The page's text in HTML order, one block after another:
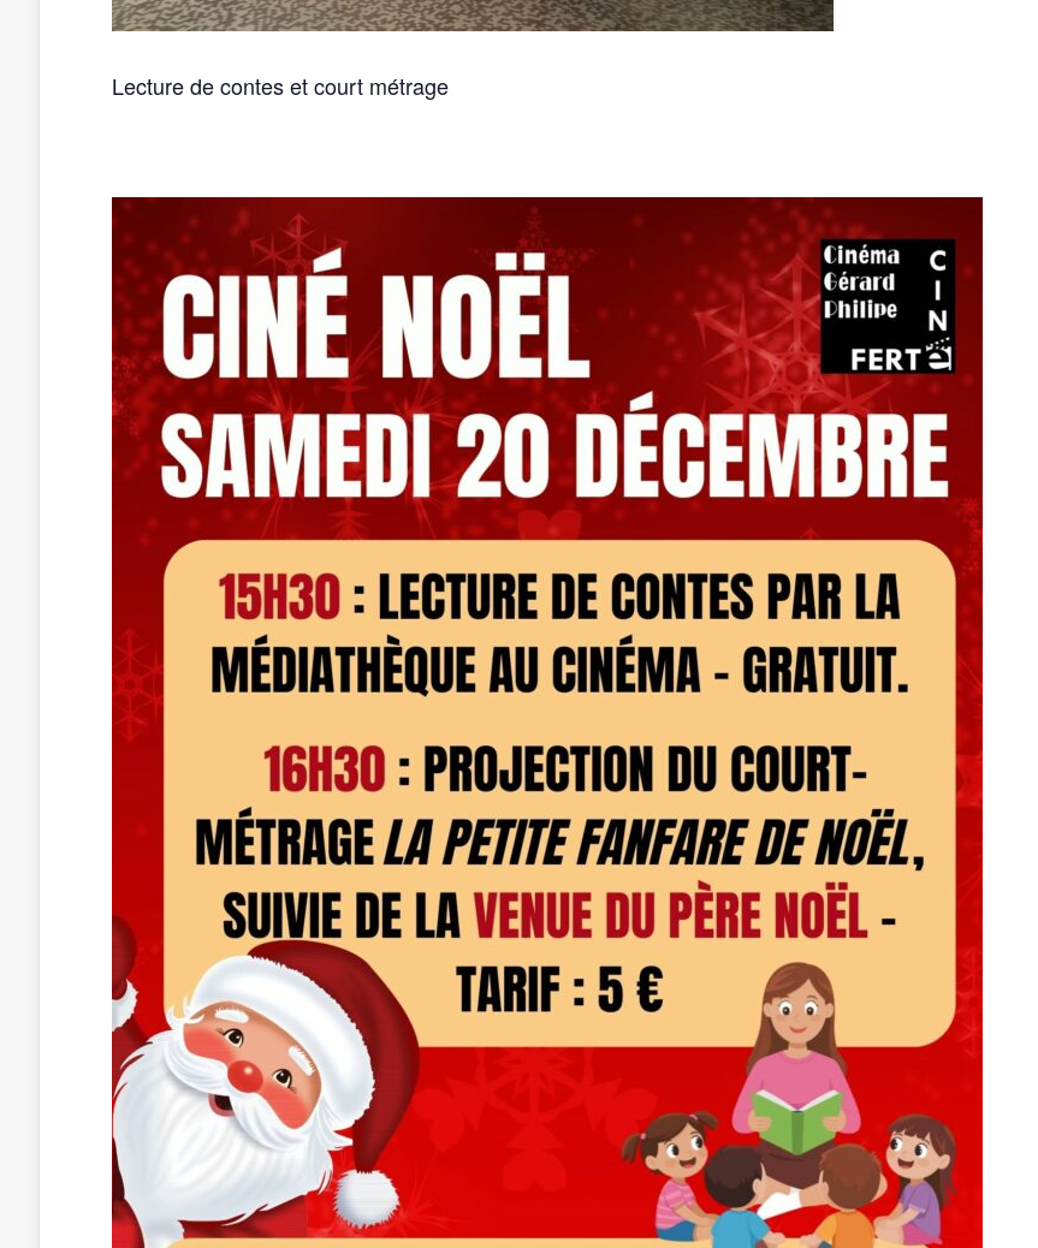
Lecture de contes et court métrage